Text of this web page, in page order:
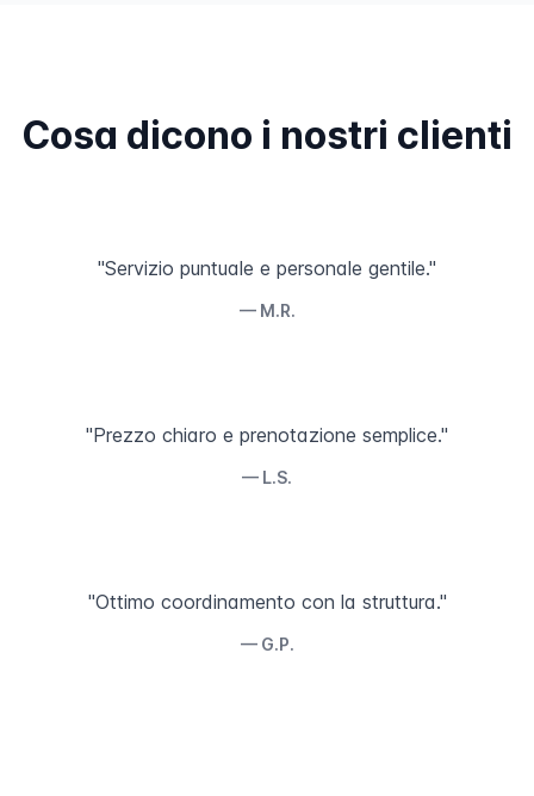
Cosa dicono i nostri clienti
"Servizio puntuale e personale gentile."
— M.R.
"Prezzo chiaro e prenotazione semplice."
— L.S.
"Ottimo coordinamento con la struttura."
— G.P.